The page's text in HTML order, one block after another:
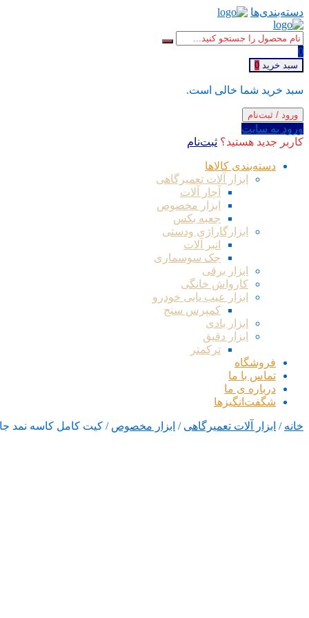
دسته‌بندی‌ها
0
سبد خرید 0
سبد خرید شما خالی است.
ورود / ثبت‌نام
ورود به سایت
کاربر جدید هستید؟ ثبت‌نام
دسته‌بندی کالاها
ابزار آلات تعمیرگاهی
آچار آلات
ابزار مخصوص
جعبه بکس
ابزارگاراژی ودستی
انبر آلات
جک سوسماری
ابزار برقی
کارواش خانگی
ابزار عیب یابی خودرو
کمپرس سنج
ابزار بادی
ابزار دقیق
ترکمتر
فروشگاه
تماس با ما
درباره ی ما
شگفت‌انگیزها
خانه / ابزار آلات تعمیرگاهی / ابزار مخصوص / کیت کامل کاسه نمد